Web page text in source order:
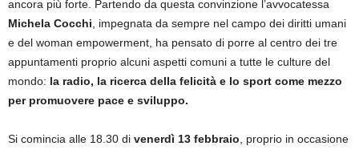
ancora più forte. Partendo da questa convinzione l’avvocatessa
Michela Cocchi , impegnata da sempre nel campo dei diritti umani
e del woman empowerment, ha pensato di porre al centro dei tre
appuntamenti proprio alcuni aspetti comuni a tutte le culture del
mondo: la radio, la ricerca della felicità e lo sport come mezzo
per promuovere pace e sviluppo.
Si comincia alle 18.30 di venerdì 13 febbraio , proprio in occasione